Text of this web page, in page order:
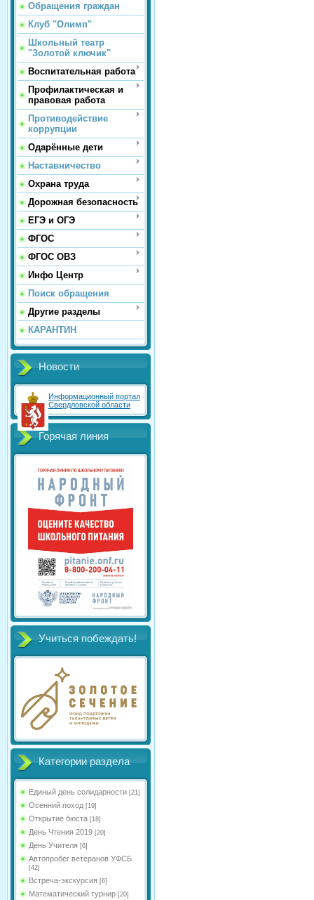
Обращения граждан
Клуб "Олимп"
Школьный театр
"Золотой ключик"
Воспитательная работа
Профилактическая и
правовая работа
Противодействие
коррупции
Одарённые дети
Наставничество
Охрана труда
Дорожная безопасность
ЕГЭ и ОГЭ
ФГОС
ФГОС ОВЗ
Инфо Центр
Поиск обращения
Другие разделы
КАРАНТИН
Новости
Информационный портал
Свердловской области
Горячая линия
Учиться побеждать!
Категории раздела
Единый день солидарности [21]
Осенний поход [19]
Открытие бюста [18]
День Чтения 2019 [20]
День Учителя [6]
Автопробег ветеранов УФСБ
[42]
Встреча-экскурсия [6]
Математический турнир [20]